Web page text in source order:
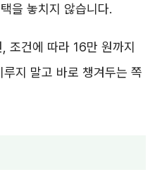
을 놓치지 않습니다.
조건에 따라 16만 원까지
지 말고 바로 챙겨두는 쪽